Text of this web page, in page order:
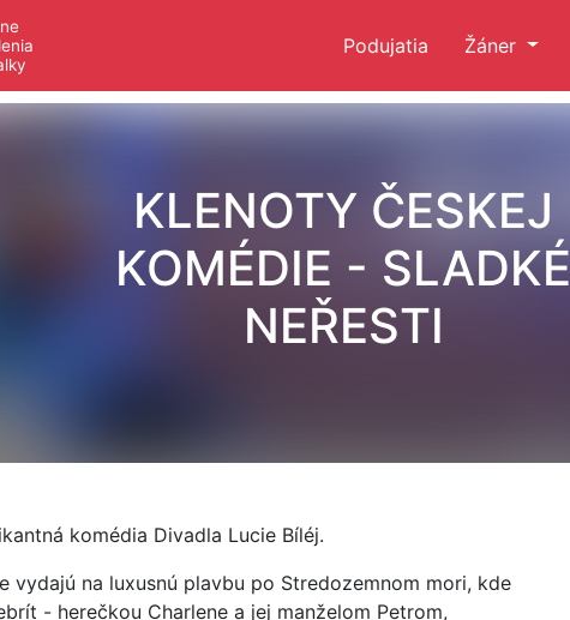
Podujatia Žáner
KLENOTY ČESKEJ
KOMÉDIE - SLADKÉ
NEŘESTI
komédia Divadla Lucie Bíléj.
vydajú na luxusnú plavbu po Stredozemnom mori, kde
- herečkou Charlene a jej manželom Petrom,